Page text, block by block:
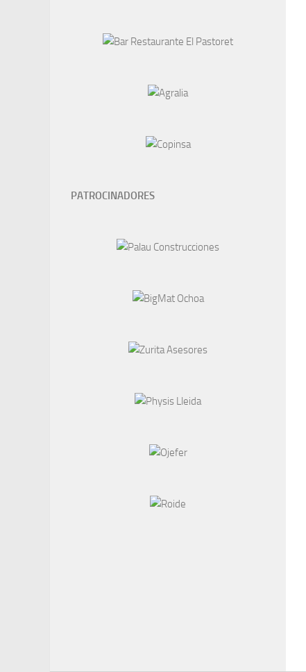
PATROCINADORES